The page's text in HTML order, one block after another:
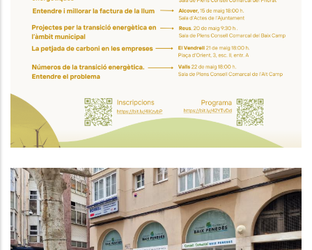
Jornada “Les Renovables Al
Nostre Dia A Dia” A Coma-Ruga:
Aprèn Com Estalviar Energia I
Cuidar El Planeta
Acord Per A La Millora De Les
Condicions Laborals Del Personal